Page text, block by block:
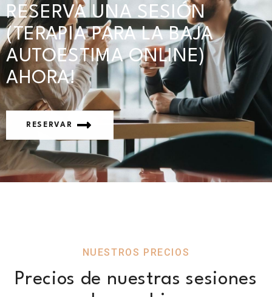
RESERVA UNA SESIÓN
(TERAPIA PARA LA BAJA
AUTOESTIMA ONLINE)
AHORA!
RESERVAR
NUESTROS PRECIOS
Precios de nuestras sesiones